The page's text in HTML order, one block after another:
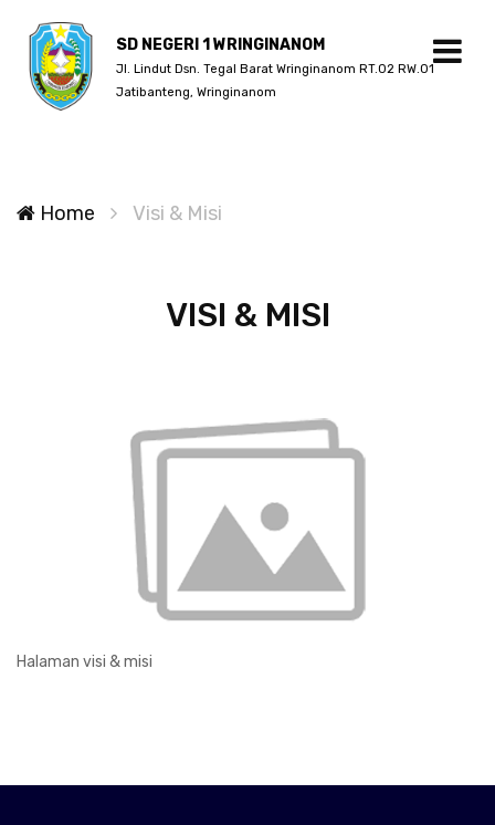
SD NEGERI 1 WRINGINANOM
Jl. Lindut Dsn. Tegal Barat Wringinanom RT.02 RW.01
Jatibanteng, Wringinanom
Home Visi & Misi
VISI & MISI
Halaman visi & misi